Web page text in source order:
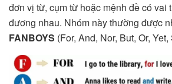
đơn vị từ, cụm từ hoặc mệnh đề có vai
đương nhau. Nhóm này thường được
FANBOYS (For, And, Nor, But, Or, Yet,